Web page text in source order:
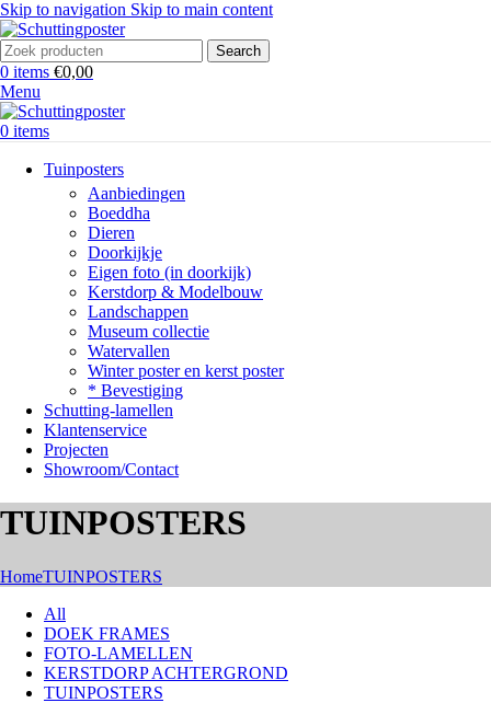
Skip to navigation Skip to main content
Search
0 items €0,00
Menu
0 items
Tuinposters
Aanbiedingen
Boeddha
Dieren
Doorkijkje
Eigen foto (in doorkijk)
Kerstdorp & Modelbouw
Landschappen
Museum collectie
Watervallen
Winter poster en kerst poster
* Bevestiging
Schutting-lamellen
Klantenservice
Projecten
Showroom/Contact
TUINPOSTERS
HomeTUINPOSTERS
All
DOEK FRAMES
FOTO-LAMELLEN
KERSTDORP ACHTERGROND
TUINPOSTERS